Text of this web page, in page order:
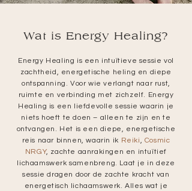
Wat is Energy Healing?
Energy Healing is een intuïtieve sessie vol
zachtheid, energetische heling en diepe
ontspanning. Voor wie verlangt naar rust,
ruimte en verbinding met zichzelf. Energy
Healing is een liefdevolle sessie waarin je
niets hoeft te doen – alleen te zijn en te
ontvangen. Het is een diepe, energetische
reis naar binnen, waarin ik Reiki, Cosmic
NRGY, zachte aanrakingen en intuïtief
lichaamswerk samenbreng. Laat je in deze
sessie dragen door de zachte kracht van
energetisch lichaamswerk. Alles wat je